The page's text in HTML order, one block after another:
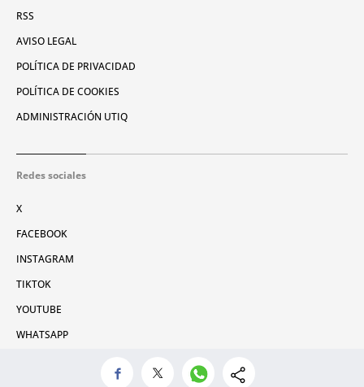
RSS
AVISO LEGAL
POLÍTICA DE PRIVACIDAD
POLÍTICA DE COOKIES
ADMINISTRACIÓN UTIQ
Redes sociales
X
FACEBOOK
INSTAGRAM
TIKTOK
YOUTUBE
WHATSAPP